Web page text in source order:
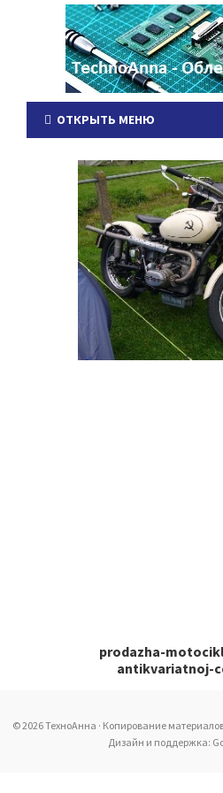
ОТКРЫТЬ МЕНЮ
prodazha-
antikvariatnoj-
© 2026 ТехноАнна · Копирование
Дизайн и поддержка: